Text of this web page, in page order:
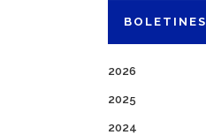
BOLETINES
2026
2025
2024